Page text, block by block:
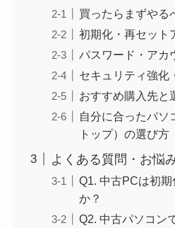
買ったらまずやる
初期化・再セット
パスワード・アカ
セキュリティ強化
おすすめ購入先と
自分に合ったパソ
トップ）の選び方
よくある質問・お悩
Q1. 中古PCは初
か？
Q2. 中古パソコン